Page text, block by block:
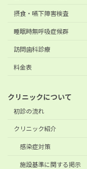
摂食・嚥下障害検査
睡眠時無呼吸症候群
訪問歯科診療
料金表
クリニックについて
初診の流れ
クリニック紹介
感染症対策
施設基準に関する掲示